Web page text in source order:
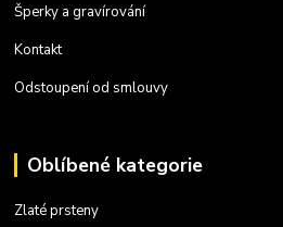
Šperky a gravírování
Kontakt
Odstoupení od smlouvy
Oblíbené kategorie
Zlaté prsteny